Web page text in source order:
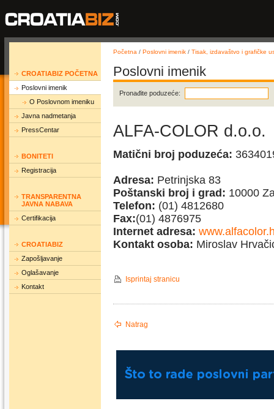
CROATIABIZ POČETNA
Poslovni imenik
O Poslovnom imeniku
Javna nadmetanja
PressCentar
BONITETI
Registracija
TRANSPARENTNA
JAVNA NABAVA
Certifikacija
CROATIABIZ
Zapošljavanje
Oglašavanje
Kontakt
Početna / Poslovni imenik / Tisak, izdavaštvo i grafičke
Poslovni imenik
Pronađite poduzeće:
ALFA-COLOR d.o.o.
Matični broj poduzeća:
Adresa: Petrinjska 83
Poštanski broj i grad: 10000
Telefon: (01) 4812680
Fax:(01) 4876975
Internet adresa:
Kontakt osoba: Miroslav
Isprintaj stranicu
Natrag